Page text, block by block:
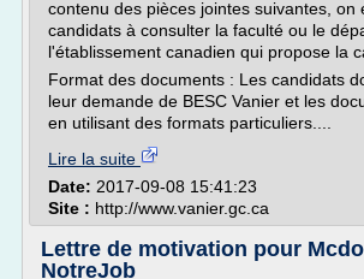
contenu des pièces jointes suivantes, on
candidats à consulter la faculté ou le
l'établissement canadien qui propose la
Format des documents : Les candidats
leur demande de BESC Vanier et les
en utilisant des formats particuliers....
Lire la suite
Date: 2017-09-08 15:41:23
Site : http://www.vanier.gc.ca
Lettre de motivation pour Mcdo
NotreJob